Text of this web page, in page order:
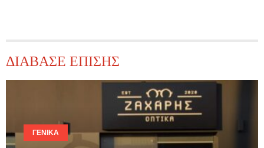
ΔΙΑΒΑΣΕ ΕΠΙΣΗΣ
ΓΕΝΙΚΆ